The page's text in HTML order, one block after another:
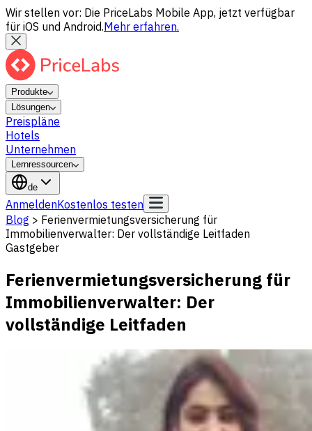
Wir stellen vor: Die PriceLabs Mobile App, jetzt verfügbar
für iOS und Android.Mehr erfahren.
Produkte
Lösungen
Preispläne
Hotels
Unternehmen
Lernressourcen
de
AnmeldenKostenlos testen
Blog > Ferienvermietungsversicherung für
Immobilienverwalter: Der vollständige Leitfaden
Gastgeber
Ferienvermietungsversicherung für
Immobilienverwalter: Der
vollständige Leitfaden